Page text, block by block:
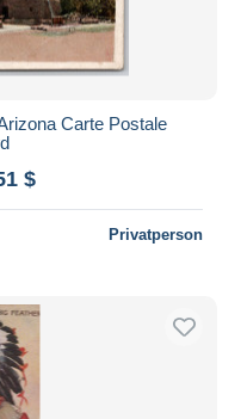
Carte Postale
$
Privatperson